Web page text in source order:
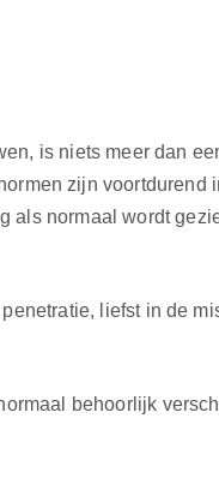
is niets meer dan
zijn voortdurend
als normaal wordt
liefst in de
behoorlijk